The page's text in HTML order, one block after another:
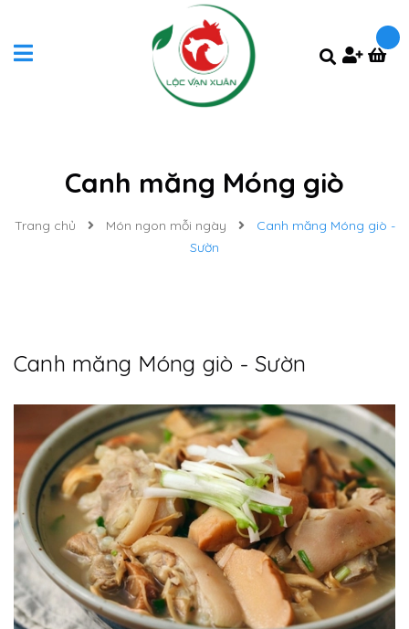
Canh măng Móng giò
Trang chủ Món ngon mỗi ngày
Canh măng Móng giò -
Sườn
Canh măng Móng giò - Sườn